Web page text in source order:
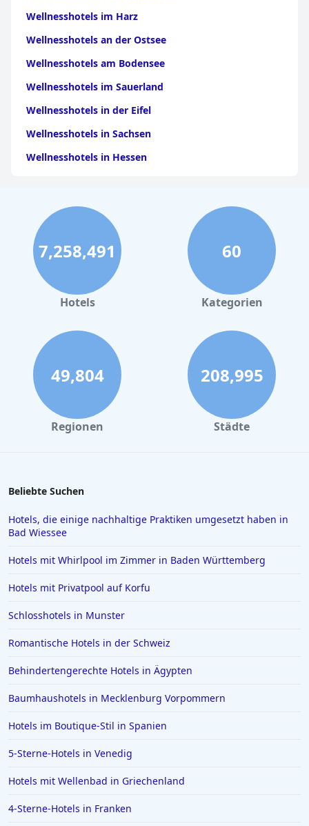
Wellnesshotels im Harz
Wellnesshotels an der Ostsee
Wellnesshotels am Bodensee
Wellnesshotels im Sauerland
Wellnesshotels in der Eifel
Wellnesshotels in Sachsen
Wellnesshotels in Hessen
Wellnesshotels in Baden Württemberg
Wellnesshotels im Moseltal
Wellnesshotels an der Nordsee
Wellnesshotels in Niedersachsen
Wellnesshotels in Thüringen
Wellnesshotels in Winterberg
Wellnesshotels in Leipzig
7,258,491
Hotels
60
Kategorien
49,804
Regionen
208,995
Städte
Beliebte Suchen
Hotels, die einige nachhaltige Praktiken umgesetzt haben in
Bad Wiessee
Hotels mit Whirlpool im Zimmer in Baden Württemberg
Hotels mit Privatpool auf Korfu
Schlosshotels in Munster
Romantische Hotels in der Schweiz
Behindertengerechte Hotels in Ägypten
Baumhaushotels in Mecklenburg Vorpommern
Hotels im Boutique-Stil in Spanien
5-Sterne-Hotels in Venedig
Hotels mit Wellenbad in Griechenland
4-Sterne-Hotels in Franken